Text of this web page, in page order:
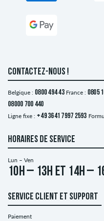
CONTACTEZ-NOUS !
Belgique : 0800 494 43 France : 0805
08000 700 440
Ligne fixe : +49 3641 7997 2593
HORAIRES DE SERVICE
Lun – Ven
10h – 13h et 14h –
SERVICE CLIENT ET SUPPORT
Paiement